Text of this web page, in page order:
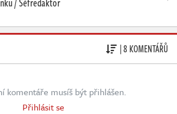
| 8 KOMENTÁŘŮ
komentáře musíš být přihlášen.
Přihlásit se